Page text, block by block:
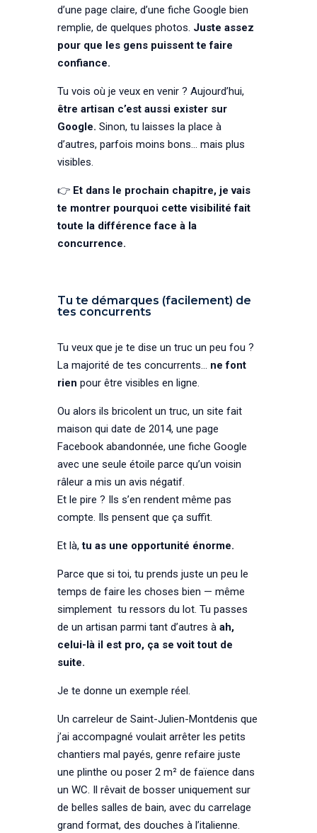
d’une page claire, d’une fiche Google bien
remplie, de quelques photos. Juste assez
pour que les gens puissent te faire
confiance.
Tu vois où je veux en venir ? Aujourd’hui,
être artisan c’est aussi exister sur
Google. Sinon, tu laisses la place à
d’autres, parfois moins bons… mais plus
visibles.
👉 Et dans le prochain chapitre, je vais
te montrer pourquoi cette visibilité fait
toute la différence face à la
concurrence.
Tu te démarques (facilement) de
tes concurrents
Tu veux que je te dise un truc un peu fou ?
La majorité de tes concurrents… ne font
rien pour être visibles en ligne.
Ou alors ils bricolent un truc, un site fait
maison qui date de 2014, une page
Facebook abandonnée, une fiche Google
avec une seule étoile parce qu’un voisin
râleur a mis un avis négatif.
Et le pire ? Ils s’en rendent même pas
compte. Ils pensent que ça suffit.
Et là,tu as une opportunité énorme.
Parce que si toi, tu prends juste un peu le
temps de faire les choses bien — même
simplement tu ressors du lot. Tu passes
de un artisan parmi tant d’autres à ah,
celui-là il est pro, ça se voit tout de
suite.
Je te donne un exemple réel.
Un carreleur de Saint-Julien-Montdenis que
j’ai accompagné voulait arrêter les petits
chantiers mal payés, genre refaire juste
une plinthe ou poser 2 m² de faïence dans
un WC. Il rêvait de bosser uniquement sur
de belles salles de bain, avec du carrelage
grand format, des douches à l’italienne.